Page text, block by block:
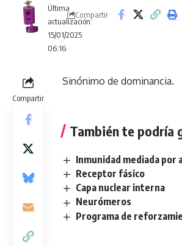
Última
actualización:
15/01/2025
06:16
Compartir
Compartir
Sinónimo de dominancia.
También te podría
Inmunidad mediada por
Receptor fásico
Capa nuclear interna
Neurómeros
Programa de